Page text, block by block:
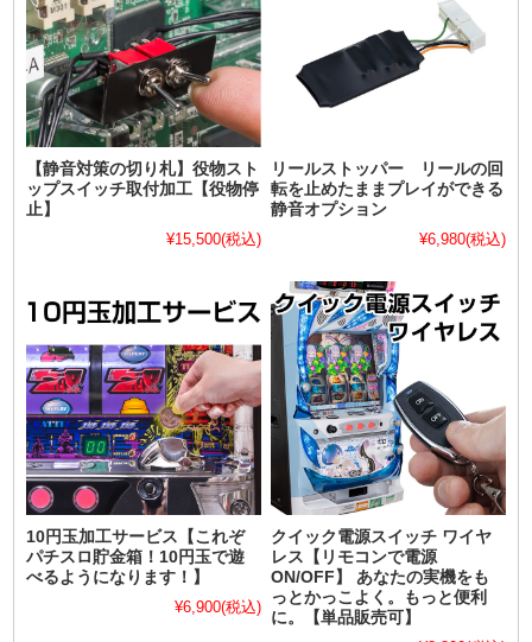
【静音対策の切り札】役物スト
ップスイッチ取付加工【役物停
止】
¥15,500(税込)
リールストッパー リールの回
転を止めたままプレイができる
静音オプション
¥6,980(税込)
10円玉加工サービス【これぞ
パチスロ貯金箱！10円玉で遊
べるようになります！】
¥6,900(税込)
クイック電源スイッチ ワイヤ
レス【リモコンで電源
ON/OFF】 あなたの実機をも
っとかっこよく。もっと便利
に。【単品販売可】